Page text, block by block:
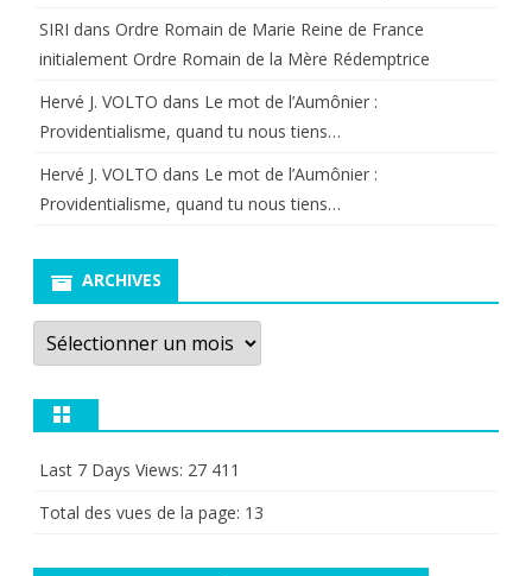
SIRI dans Ordre Romain de Marie Reine de France
initialement Ordre Romain de la Mère Rédemptrice
Hervé J. VOLTO dans Le mot de l’Aumônier :
Providentialisme, quand tu nous tiens…
Hervé J. VOLTO dans Le mot de l’Aumônier :
Providentialisme, quand tu nous tiens…
ARCHIVES
Archives
Last 7 Days Views: 27 411
Total des vues de la page: 13